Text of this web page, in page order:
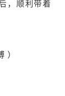
，顺利带着
）